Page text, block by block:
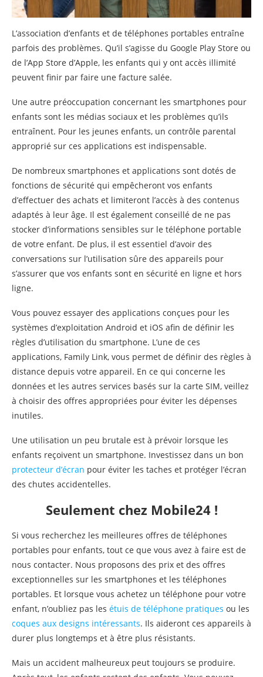
L’association d’enfants et de téléphones portables entraîne
parfois des problèmes. Qu’il s’agisse du Google Play Store ou
de l’App Store d’Apple, les enfants qui y ont accès illimité
peuvent finir par faire une facture salée.
Une autre préoccupation concernant les smartphones pour
enfants sont les médias sociaux et les problèmes qu’ils
entraînent. Pour les jeunes enfants, un contrôle parental
approprié sur ces applications est indispensable.
De nombreux smartphones et applications sont dotés de
fonctions de sécurité qui empêcheront vos enfants
d’effectuer des achats et limiteront l’accès à des contenus
adaptés à leur âge. Il est également conseillé de ne pas
stocker d’informations sensibles sur le téléphone portable
de votre enfant. De plus, il est essentiel d’avoir des
conversations sur l’utilisation sûre des appareils pour
s’assurer que vos enfants sont en sécurité en ligne et hors
ligne.
Vous pouvez essayer des applications conçues pour les
systèmes d’exploitation Android et iOS afin de définir les
règles d’utilisation du smartphone. L’une de ces
applications, Family Link, vous permet de définir des règles à
distance depuis votre appareil. En ce qui concerne les
données et les autres services basés sur la carte SIM, veillez
à choisir des offres appropriées pour éviter les dépenses
inutiles.
Une utilisation un peu brutale est à prévoir lorsque les
enfants reçoivent un smartphone. Investissez dans un bon
protecteur d’écran pour éviter les taches et protéger l’écran
des chutes accidentelles.
Seulement chez Mobile24 !
Si vous recherchez les meilleures offres de téléphones
portables pour enfants, tout ce que vous avez à faire est de
nous contacter. Nous proposons des prix et des offres
exceptionnelles sur les smartphones et les téléphones
portables. Et lorsque vous achetez un téléphone pour votre
enfant, n’oubliez pas les étuis de téléphone pratiques ou les
coques aux designs intéressants. Ils aideront ces appareils à
durer plus longtemps et à être plus résistants.
Mais un accident malheureux peut toujours se produire.